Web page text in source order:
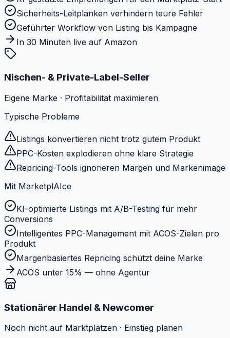
Sicherheits-Leitplanken verhindern teure Fehler
Geführter Workflow von Listing bis Kampagne
In 30 Minuten live auf Amazon
Nischen- & Private-Label-Seller
Eigene Marke · Profitabilität maximieren
Typische Probleme
Listings konvertieren nicht trotz gutem Produkt
PPC-Kosten explodieren ohne klare Strategie
Repricing-Tools ignorieren Margen und Markenimage
Mit MarketplAIce
KI-optimierte Listings mit A/B-Testing für mehr
Conversions
Intelligentes PPC-Management mit ACOS-Zielen pro
Produkt
Margenbasiertes Repricing schützt deine Marke
ACOS unter 15% — ohne Agentur
Stationärer Handel & Newcomer
Noch nicht auf Marktplätzen · Einstieg planen